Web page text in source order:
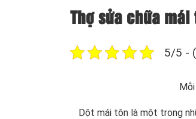
Thợ sửa chữa mái
5/5 -
Dột mái tôn là một trong